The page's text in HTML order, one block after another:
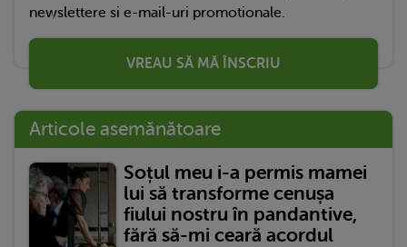
newslettere si e-mail-uri promotionale.
VREAU SĂ MĂ ÎNSCRIU
Articole asemănătoare
Soțul meu i-a permis mamei
lui să transforme cenușa
fiului nostru în pandantive,
fără să-mi ceară acordul